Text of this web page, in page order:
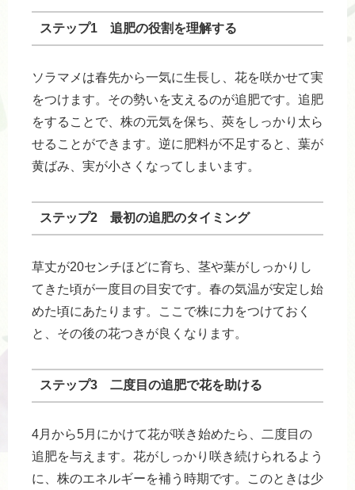
ステップ1 追肥の役割を理解する
ソラマメは春先から一気に生長し、花を咲かせて実
をつけます。その勢いを支えるのが追肥です。追肥
をすることで、株の元気を保ち、莢をしっかり太ら
せることができます。逆に肥料が不足すると、葉が
黄ばみ、実が小さくなってしまいます。
ステップ2 最初の追肥のタイミング
草丈が20センチほどに育ち、茎や葉がしっかりし
てきた頃が一度目の目安です。春の気温が安定し始
めた頃にあたります。ここで株に力をつけておく
と、その後の花つきが良くなります。
ステップ3 二度目の追肥で花を助ける
4月から5月にかけて花が咲き始めたら、二度目の
追肥を与えます。花がしっかり咲き続けられるよう
に、株のエネルギーを補う時期です。このときは少